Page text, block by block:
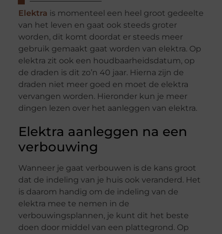
Elektra is momenteel een heel groot gedeelte
van het leven en gaat ook steeds groter
worden, dit komt doordat er steeds meer
gebruik gemaakt gaat worden van elektra. Op
elektra zit ook een houdbaarheidsdatum, op
de draden is dit zo’n 40 jaar. Hierna zijn de
draden niet meer goed en moet de elektra
vervangen worden. Hieronder kun je meer
dingen lezen over het aanleggen van elektra.
Elektra aanleggen na een
verbouwing
Wanneer je gaat verbouwen is de kans groot
dat de indeling van je huis ook veranderd. Het
is daarom handig om de indeling van de
elektra mee te nemen in de
verbouwingsplannen, je kunt dit het beste
doen door middel van een plattegrond. Op